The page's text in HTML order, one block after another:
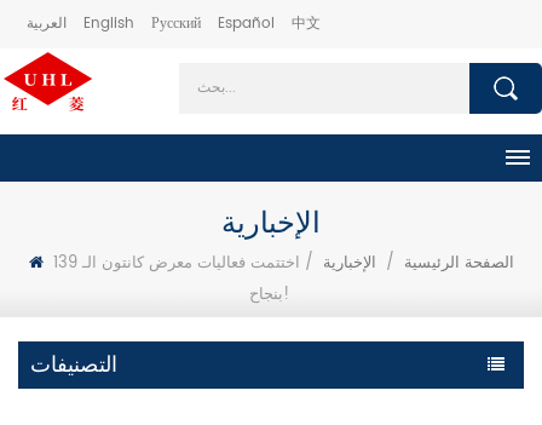
العربية English Русский Español 中文
الإخبارية
الصفحة الرئيسية / الإخبارية /
اختتمت فعاليات معرض كانتون الـ 139
بنجاح!
التصنيفات